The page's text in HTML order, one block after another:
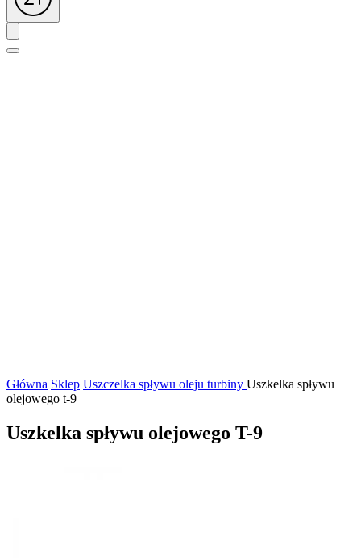
Główna Sklep Uszczelka spływu oleju turbiny Uszkelka spływu
olejowego t-9
Uszkelka spływu olejowego T-9